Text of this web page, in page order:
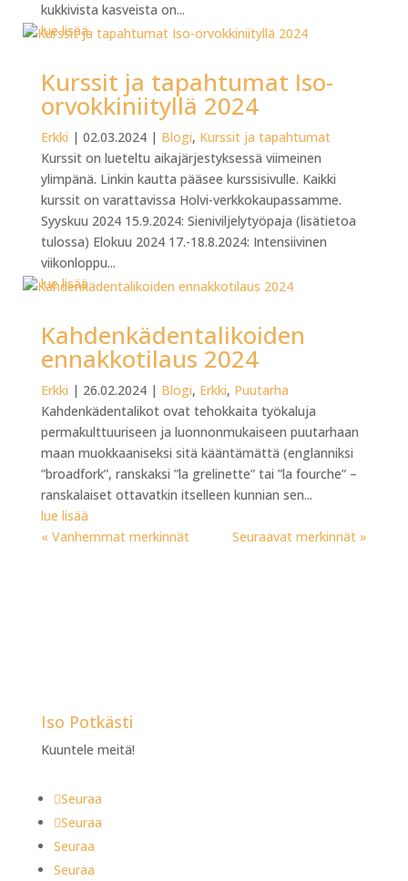
kukkivista kasveista on...
lue lisää
Kurssit ja tapahtumat Iso-
orvokkiniityllä 2024
Erkki | 02.03.2024| Blogi, Kurssit ja tapahtumat
Kurssit on lueteltu aikajärjestyksessä viimeinen
ylimpänä. Linkin kautta pääsee kurssisivulle. Kaikki
kurssit on varattavissa Holvi-verkkokaupassamme.
Syyskuu 2024 15.9.2024: Sieniviljelytyöpaja (lisätietoa
tulossa) Elokuu 2024 17.-18.8.2024: Intensiivinen
viikonloppu...
lue lisää
Kahdenkädentalikoiden
ennakkotilaus 2024
Erkki | 26.02.2024| Blogi, Erkki, Puutarha
Kahdenkädentalikot ovat tehokkaita työkaluja
permakulttuuriseen ja luonnonmukaiseen puutarhaan
maan muokkaaniseksi sitä kääntämättä (englanniksi
”broadfork”, ranskaksi ”la grelinette” tai ”la fourche” –
ranskalaiset ottavatkin itselleen kunnian sen...
lue lisää
« Vanhemmat merkinnät
Seuraavat merkinnät »
Iso Potkästi
Kuuntele meitä!
Seuraa
Seuraa
Seuraa
Seuraa